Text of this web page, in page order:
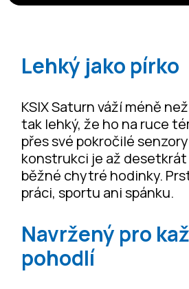
Lehký jako pírko
KSIX Saturn váží méně
tak lehký, že ho na ruce
přes své pokročilé
konstrukci je až
běžné chytré hodinky.
práci, sportu ani spánku.
Navržený pro
pohodlí